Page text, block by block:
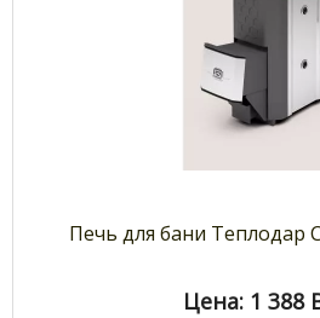
Печь для бани Теплодар
Цена: 1 388